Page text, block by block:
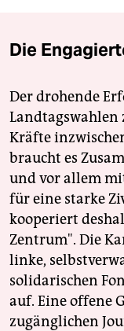
Die
Der drohende
Landtagswahlen
Kräfte
braucht es
und vor allem
für eine starke
kooperiert
Zentrum". Die
linke,
solidarischen
auf. Eine offene
zugänglichen